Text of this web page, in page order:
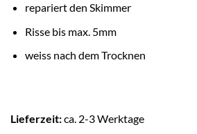
repariert den Skimmer
Risse bis max. 5mm
weiss nach dem Trocknen
Lieferzeit:ca. 2-3 Werktage